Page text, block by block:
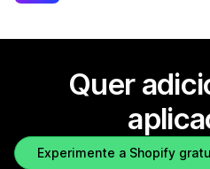
Quer
Experimente a Shopify